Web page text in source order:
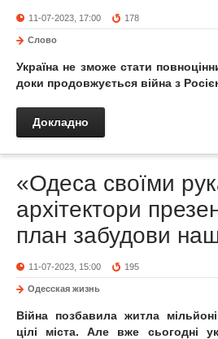
11-07-2023, 17:00 178
Слово
Україна не зможе стати
доки продовжується війна з
Докладно
«Одеса своїми
архітектори
план забудови
11-07-2023, 15:00 195
Одесская жизнь
Війна позбавила житла
цілі міста. Але вже сьогодні